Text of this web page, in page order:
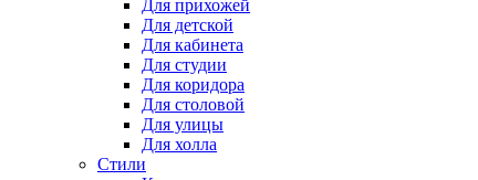
Для прихожей
Для детской
Для кабинета
Для студии
Для коридора
Для столовой
Для улицы
Для холла
Стили